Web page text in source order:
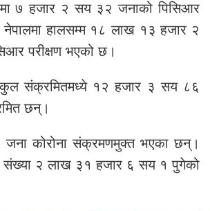
७ हजार २ सय ३२ जनाको पिसिआर
नेपालमा हालसम्म १८ लाख १३ हजार २
परीक्षण भएको छ।
कुल संक्रमितमध्ये १२ हजार ३ सय ८६
छन्।
कोरोना संक्रमणमुक्त भएका छन्।
संख्या २ लाख ३१ हजार ६ सय १ पुगेको